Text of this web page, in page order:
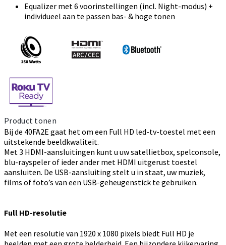
Equalizer met 6 voorinstellingen (incl. Night-modus) +
individueel aan te passen bas- & hoge tonen
Product tonen
Bij de 40FA2E gaat het om een Full HD led-tv-toestel met een
uitstekende beeldkwaliteit.
Met 3 HDMI-aansluitingen kunt u uw satellietbox, spelconsole,
blu-rayspeler of ieder ander met HDMI uitgerust toestel
aansluiten. De USB-aansluiting stelt u in staat, uw muziek,
films of foto’s van een USB-geheugenstick te gebruiken.
Full HD-resolutie
Met een resolutie van 1920 x 1080 pixels biedt Full HD je